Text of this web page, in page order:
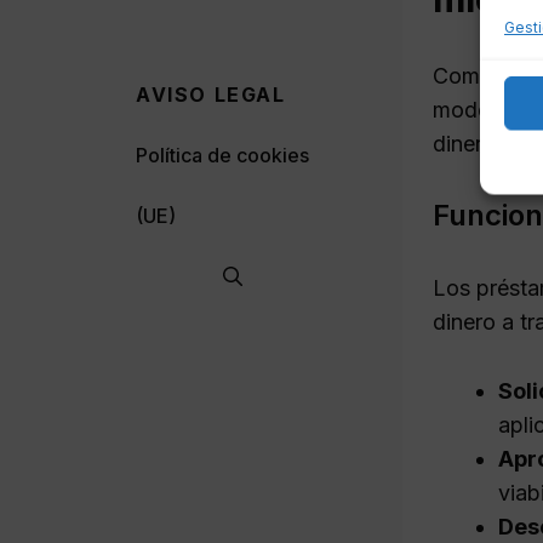
Como
modelo
dinero. A
Los
dinero a
AVISO LEGAL
Política de cookies
(UE)